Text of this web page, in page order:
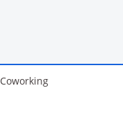
Coworking